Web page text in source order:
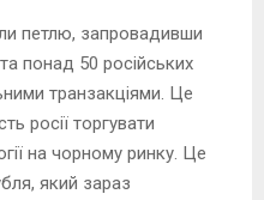
петлю, запровадивши
понад 50 російських
транзакціями. Це
росії торгувати
на чорному ринку. Це
який зараз